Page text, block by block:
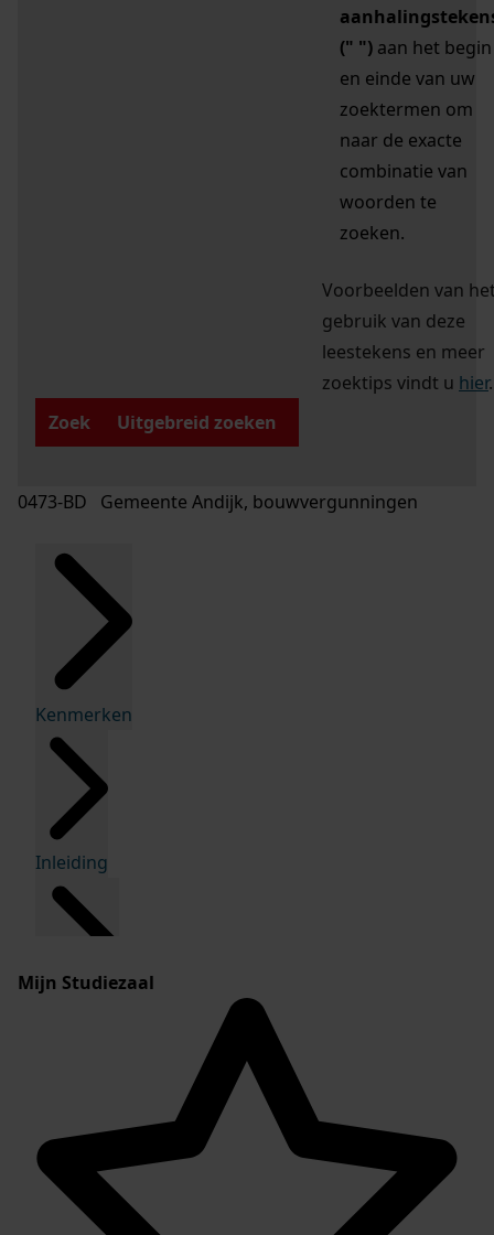
(" ") aan het begin
en einde van uw
zoektermen om
naar de exacte
combinatie van
woorden te
zoeken.
Voorbeelden van
gebruik van deze
leestekens en meer
zoektips vindt u hier.
Zoek
Uitgebreid zoeken
0473-BD Gemeente Andijk, bouwvergunningen
Kenmerken
Inleiding
Mijn Studiezaal